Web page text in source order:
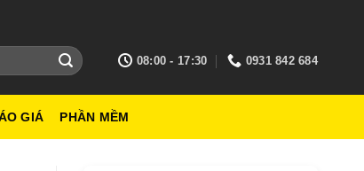
08:00 - 17:30 0931 842 684
GIÁ PHẦN MỀM